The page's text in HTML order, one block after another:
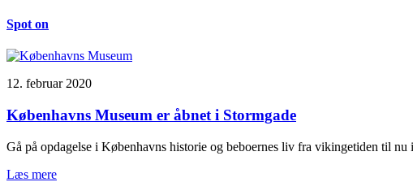
Spot on
12. februar 2020
Københavns Museum er åbnet i Stormgade
Gå på opdagelse i Københavns historie og beboernes liv fra vikingetiden til
Læs mere